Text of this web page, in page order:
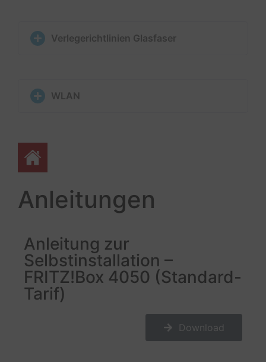
Verlegerichtlinien Glasfaser
WLAN
Anleitungen
Anleitung zur
Selbstinstallation –
FRITZ!Box 4050 (Standard-
Tarif)
Download